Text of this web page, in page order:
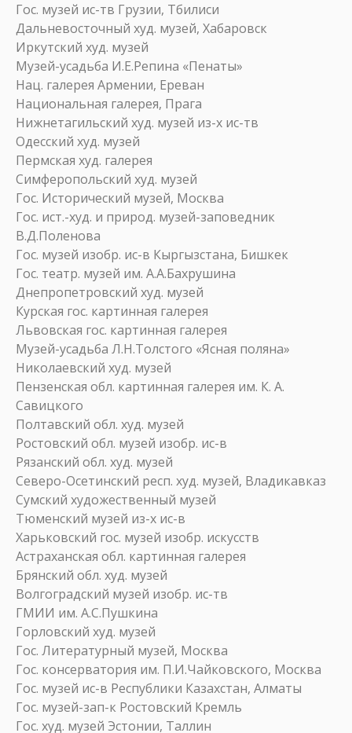
Гос. музей ис-тв Грузии, Тбилиси
Дальневосточный худ. музей, Хабаровск
Иркутский худ. музей
Музей-усадьба И.Е.Репина «Пенаты»
Нац. галерея Армении, Ереван
Национальная галерея, Прага
Нижнетагильский худ. музей из-х ис-тв
Одесский худ. музей
Пермская худ. галерея
Симферопольский худ. музей
Гос. Исторический музей, Москва
Гос. ист.-худ. и природ. музей-заповедник
В.Д.Поленова
Гос. музей изобр. ис-в Кыргызстана, Бишкек
Гос. театр. музей им. А.А.Бахрушина
Днепропетровский худ. музей
Курская гос. картинная галерея
Львовская гос. картинная галерея
Музей-усадьба Л.Н.Толстого «Ясная поляна»
Николаевский худ. музей
Пензенская обл. картинная галерея им. К. А.
Савицкого
Полтавский обл. худ. музей
Ростовский обл. музей изобр. ис-в
Рязанский обл. худ. музей
Северо-Осетинский респ. худ. музей, Владикавказ
Сумский художественный музей
Тюменский музей из-х ис-в
Харьковский гос. музей изобр. искусств
Астраханская обл. картинная галерея
Брянский обл. худ. музей
Волгоградский музей изобр. ис-тв
ГМИИ им. А.С.Пушкина
Горловский худ. музей
Гос. Литературный музей, Москва
Гос. консерватория им. П.И.Чайковского, Москва
Гос. музей ис-в Республики Казахстан, Алматы
Гос. музей-зап-к Ростовский Кремль
Гос. худ. музей Эстонии, Таллин